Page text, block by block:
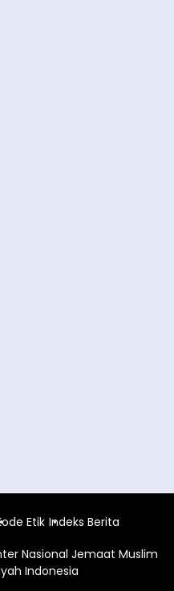
Etik Indeks Berita
Nasional Jemaat Muslim
Indonesia